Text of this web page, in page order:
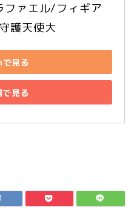
ファエル/フィギア
護天使大
見る
見る